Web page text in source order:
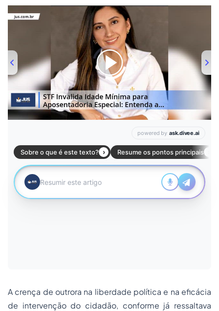
00:00/01:00
A crença de outrora na liberdade política e na eficácia
de intervenção do cidadão, conforme já ressaltava